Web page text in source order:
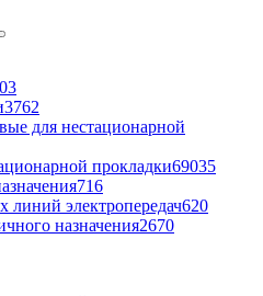
3762
для нестационарной
прокладки69035
716
линий электропередач620
назначения2670